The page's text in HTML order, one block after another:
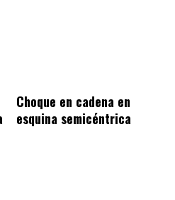
Choque en cadena en
esquina semicéntrica